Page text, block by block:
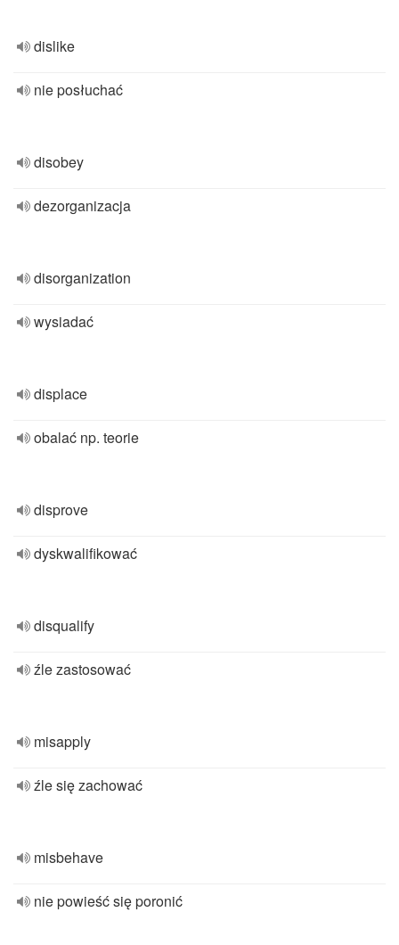
dislike
nie posłuchać
disobey
dezorganizacja
disorganization
wysiadać
displace
obalać np. teorie
disprove
dyskwalifikować
disqualify
źle zastosować
misapply
źle się zachować
misbehave
nie powieść się poronić